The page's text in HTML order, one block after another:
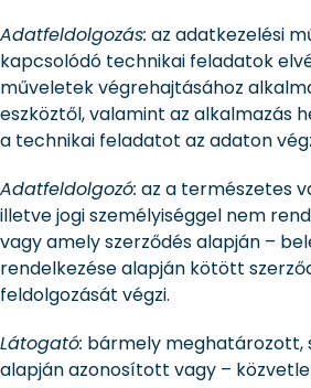
Adatfeldolgozás: az adatkezelési
kapcsolódó technikai feladatok
műveletek végrehajtásához
eszköztől, valamint az alkalmazás
a technikai feladatot az adaton
Adatfeldolgozó: az a természetes
illetve jogi személyiséggel nem
vagy amely szerződés alapján –
rendelkezése alapján kötött
feldolgozását végzi.
Látogató: bármely meghatározott,
alapján azonosított vagy –